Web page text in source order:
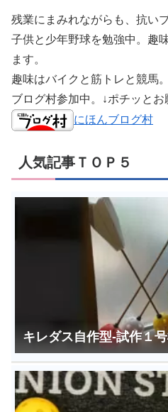
残業にまみれながらも、抗い
子供と少年野球を勉強中。趣
ます。
趣味はバイクと筋トレと競馬。
ブログ村参加中。↓ポチッと
にほんブログ村
人気記事ＴＯＰ５
キレダス自作型-試作１